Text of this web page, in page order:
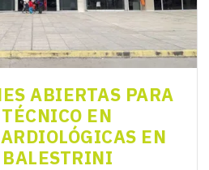
ABIERTAS PARA
EN
EN